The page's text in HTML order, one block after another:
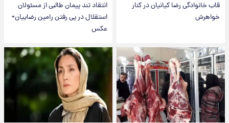
قاب خانوادگی رضا کیانیان در کنار
خواهرش
انتقاد تند پیمان طالبی از مسئولان
استقلال در پی رفتن رامین رضاییان+
عکس